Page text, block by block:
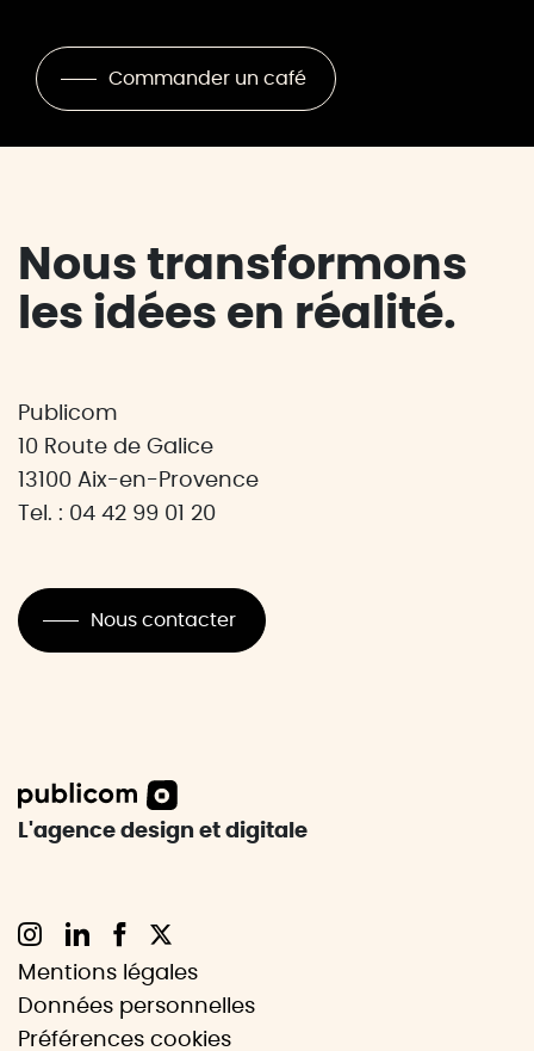
Commander un café
Nous transformons
les idées en réalité.
Publicom
10 Route de Galice
13100 Aix-en-Provence
Tel. : 04 42 99 01 20
Nous contacter
L'agence design et digitale
Mentions légales
Données personnelles
Préférences cookies